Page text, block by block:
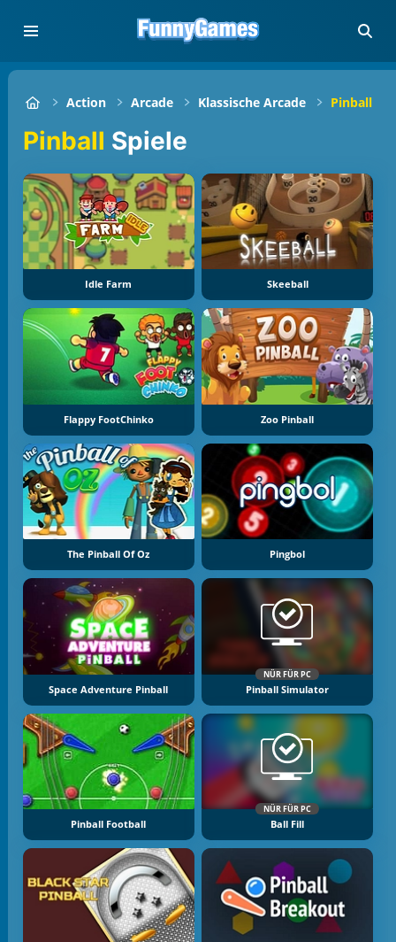
Action Arcade Klassische Arcade Pinball
Pinball Spiele
Idle Farm Skeeball
Flappy FootChinko Zoo Pinball
The Pinball Of Oz Pingbol
Space Adventure Pinball
NÜR FÜR PC
Pinball Simulator
Pinball Football
NÜR FÜR PC
Ball Fill